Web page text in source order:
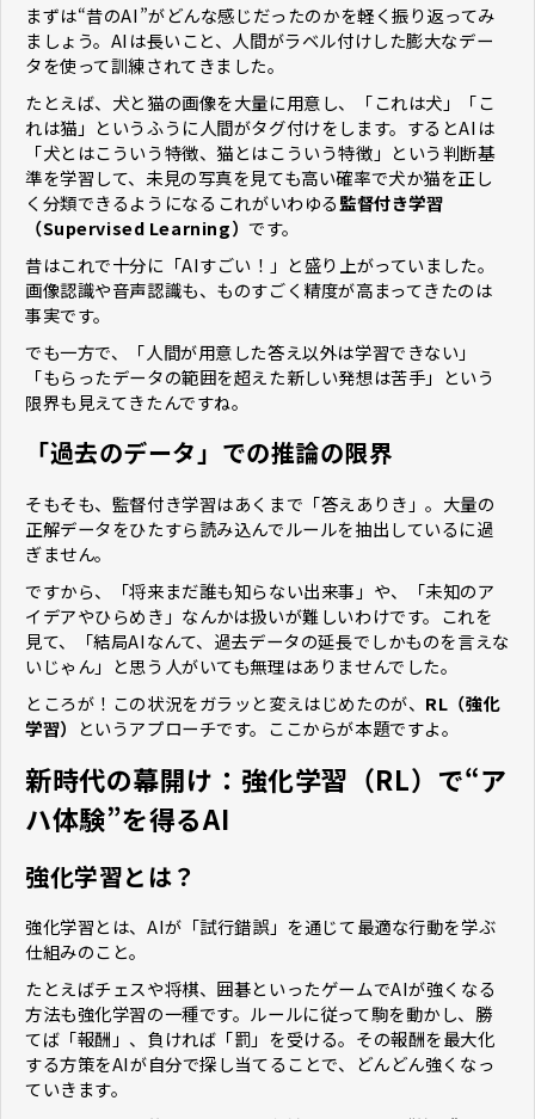
まずは“昔のAI”がどんな感じだったのかを軽く振り返ってみ
ましょう。AIは長いこと、人間がラベル付けした膨大なデー
タを使って訓練されてきました。
たとえば、犬と猫の画像を大量に用意し、「これは犬」「こ
れは猫」というふうに人間がタグ付けをします。するとAIは
「犬とはこういう特徴、猫とはこういう特徴」という判断基
準を学習して、未見の写真を見ても高い確率で犬か猫を正し
く分類できるようになる――これがいわゆる監督付き学習
（Supervised Learning）です。
昔はこれで十分に「AIすごい！」と盛り上がっていました。
画像認識や音声認識も、ものすごく精度が高まってきたのは
事実です。
でも一方で、「人間が用意した答え以外は学習できない」
「もらったデータの範囲を超えた新しい発想は苦手」という
限界も見えてきたんですね。
「過去のデータ」での推論の限界
そもそも、監督付き学習はあくまで「答えありき」。大量の
正解データをひたすら読み込んでルールを抽出しているに過
ぎません。
ですから、「将来まだ誰も知らない出来事」や、「未知のア
イデアやひらめき」なんかは扱いが難しいわけです。これを
見て、「結局AIなんて、過去データの延長でしかものを言えな
いじゃん」と思う人がいても無理はありませんでした。
ところが！この状況をガラッと変えはじめたのが、 RL（強化
学習）
というアプローチです。ここからが本題ですよ。
新時代の幕開け：強化学習（RL）で“ア
ハ体験”を得るAI
強化学習とは？
強化学習とは、AIが「試行錯誤」を通じて最適な行動を学ぶ
仕組みのこと。
たとえばチェスや将棋、囲碁といったゲームでAIが強くなる
方法も強化学習の一種です。ルールに従って駒を動かし、勝
てば「報酬」、負ければ「罰」を受ける。その報酬を最大化
する方策をAIが自分で探し当てることで、どんどん強くなっ
ていきます。